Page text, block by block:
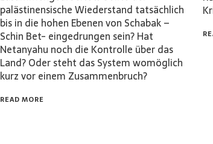
palästinensische Wiederstand tatsächlich
bis in die hohen Ebenen von Schabak –
Schin Bet- eingedrungen sein? Hat
Netanyahu noch die Kontrolle über das
Land? Oder steht das System womöglich
kurz vor einem Zusammenbruch?
READ MORE